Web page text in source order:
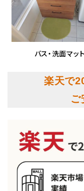
バス・洗面マット
楽天で
ご